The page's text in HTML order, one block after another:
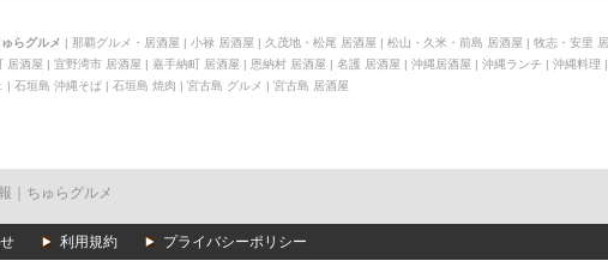
らグルメ | 那覇グルメ・居酒屋 | 小禄 居酒屋 | 久茂地・松尾 居酒屋 | 松山・久米・前島 居酒屋 | 牧志・安里
居酒屋 | 宜野湾市 居酒屋 | 嘉手納町 居酒屋 | 恩納村 居酒屋 | 名護 居酒屋 | 沖縄居酒屋 | 沖縄ランチ | 沖縄料理 |
| 石垣島 沖縄そば | 石垣島 焼肉 | 宮古島 グルメ | 宮古島 居酒屋
｜ちゅらグルメ
利用規約 プライバシーポリシー